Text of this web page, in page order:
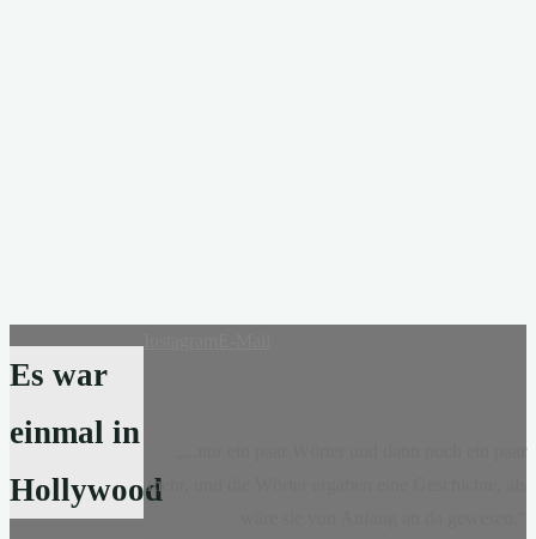
Es war
einmal in
Hollywoodmehr, und die Wörter ergaben eine Geschichte, als